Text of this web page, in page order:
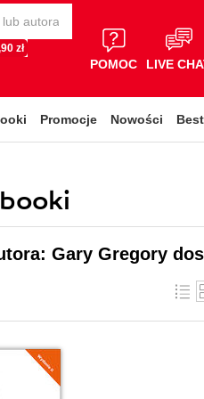
zł
POMOC LIVE
Promocje Nowości
Gary Gregory